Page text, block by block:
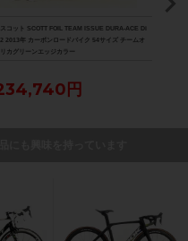
スコット SCOTT FOIL TEAM ISSUE DURA-ACE Di
2 2013年 カーボンロードバイク 54サイズ チームオ
リカグリーンエッジカラー
円